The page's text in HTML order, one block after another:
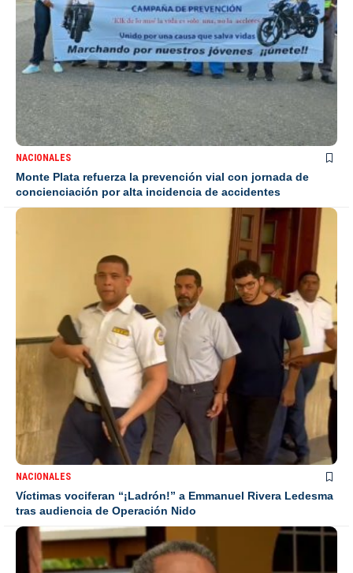
NACIONALES
Monte Plata refuerza la prevención vial con jornada de
concienciación por alta incidencia de accidentes
NACIONALES
Víctimas vociferan “¡Ladrón!” a Emmanuel Rivera Ledesma
tras audiencia de Operación Nido